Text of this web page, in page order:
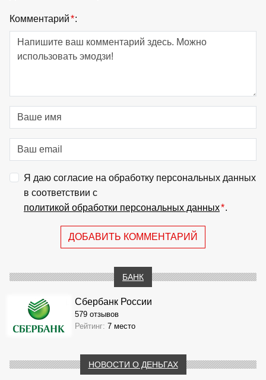
Комментарий*:
Я даю согласие на обработку персональных данных
в соответствии с
политикой обработки персональных данных*.
ДОБАВИТЬ КОММЕНТАРИЙ
БАНК
Сбербанк России
579 отзывов
Рейтинг: 7 место
НОВОСТИ О ДЕНЬГАХ